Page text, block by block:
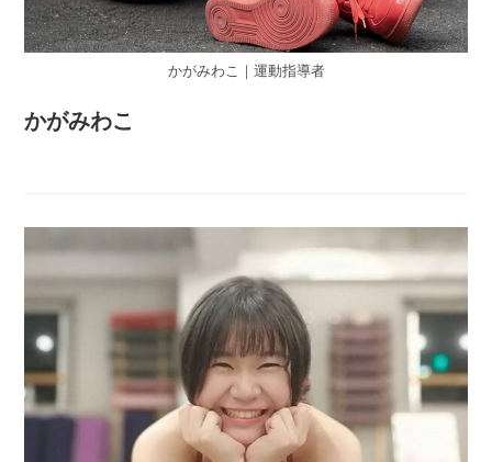
かがみわこ｜運動指導者
かがみわこ